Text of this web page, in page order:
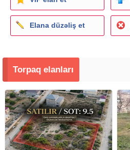
Elana düzəliş et
Torpaq elanları